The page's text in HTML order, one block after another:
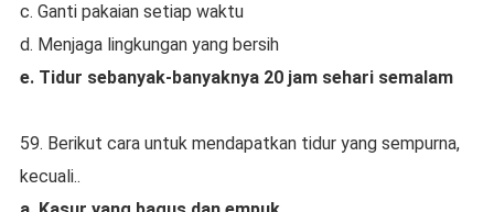
c. Ganti pakaian setiap waktu
d. Menjaga lingkungan yang bersih
e. Tidur sebanyak-banyaknya 20 jam sehari semalam
59. Berikut cara untuk mendapatkan tidur yang sempurna,
kecuali..